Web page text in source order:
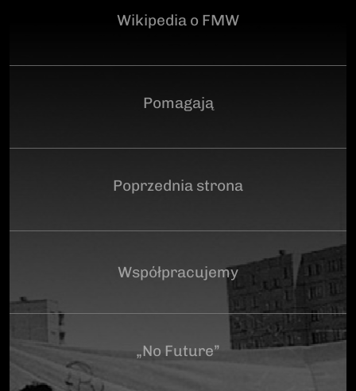
Wikipedia o FMW
Pomagają
Poprzednia strona
Współpracujemy
„No Future”